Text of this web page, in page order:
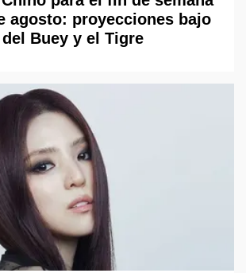
agosto: proyecciones bajo
Buey y el Tigre